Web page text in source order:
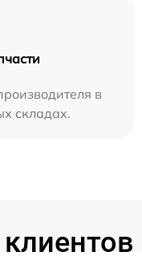
в
складах.